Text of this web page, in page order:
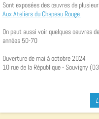
Sont exposées des œuvres de
Aux Ateliers du Chapeau Rouge
On peut aussi voir quelques oeuvres de
années 50-70
Ouverture de mai à octobre 2024
10 rue de la République - Souvigny